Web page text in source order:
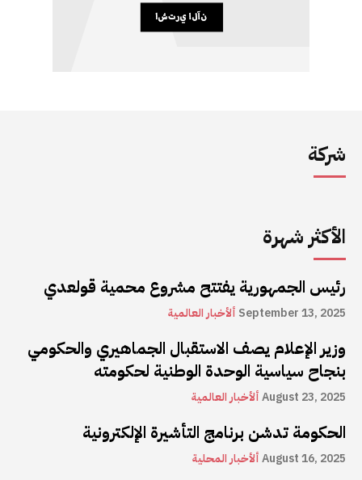
شركة
الأكثر شهرة
رئيس الجمهورية يفتتح مشروع محمية قولعدي
ألأخبار العالمية September 13, 2025
وزير الإعلام يصف الاستقبال الجماهيري والحكومي
بنجاح سياسية الوحدة الوطنية لحكومته
ألأخبار العالميةAugust 23, 2025
الحكومة تدشن برنامج التأشيرة الإلكترونية
ألأخبار المحليةAugust 16, 2025